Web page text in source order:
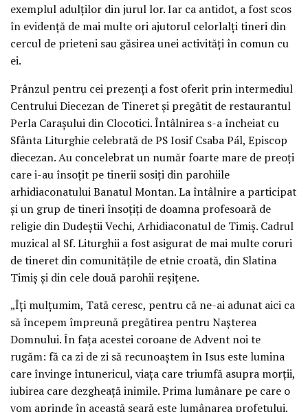
exemplul adulților din jurul lor. Iar ca antidot, a fost scos
în evidență de mai multe ori ajutorul celorlalți tineri din
cercul de prieteni sau găsirea unei activități în comun cu
ei.
Prânzul pentru cei prezenți a fost oferit prin intermediul
Centrului Diecezan de Tineret și pregătit de restaurantul
Perla Carașului din Clocotici. Întâlnirea s-a încheiat cu
Sfânta Liturghie celebrată de PS Iosif Csaba Pál, Episcop
diecezan. Au concelebrat un număr foarte mare de preoți
care i-au însoțit pe tinerii sosiți din parohiile
arhidiaconatului Banatul Montan. La întâlnire a participat
și un grup de tineri însoțiți de doamna profesoară de
religie din Dudeștii Vechi, Arhidiaconatul de Timiș. Cadrul
muzical al Sf. Liturghii a fost asigurat de mai multe coruri
de tineret din comunitățile de etnie croată, din Slatina
Timiș și din cele două parohii reșițene.
„Îți mulțumim, Tată ceresc, pentru că ne-ai adunat aici ca
să începem împreună pregătirea pentru Nașterea
Domnului. În fața acestei coroane de Advent noi te
rugăm: fă ca zi de zi să recunoaștem în Isus este lumina
care învinge întunericul, viața care triumfă asupra morții,
iubirea care dezgheață inimile. Prima lumânare pe care o
vom aprinde în această seară este lumânarea profetului,